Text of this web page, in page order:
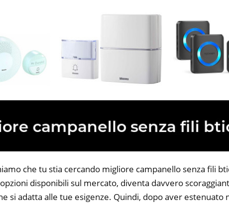
che tu stia cercando migliore campanello senza fili
disponibili sul mercato, diventa davvero
si adatta alle tue esigenze. Quindi, dopo aver estenuato